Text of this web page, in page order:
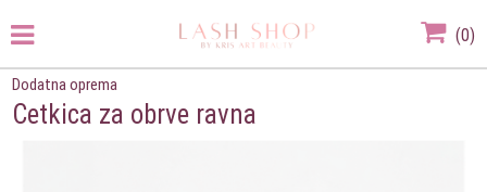
(0)
Dodatna oprema
Cetkica za obrve ravna